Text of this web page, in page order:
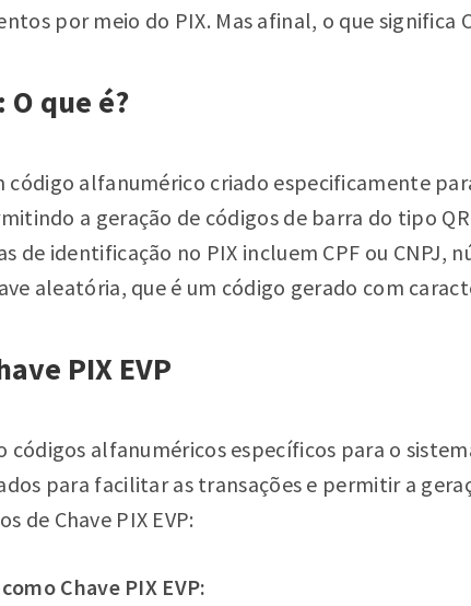
por meio do PIX. Mas afinal, o que significa
O que é?
código alfanumérico criado especificamente
a geração de códigos de barra do tipo QR
de identificação no PIX incluem CPF ou CNPJ,
aleatória, que é um código gerado com
PIX EVP
códigos alfanuméricos específicos para o
para facilitar as transações e permitir a
de Chave PIX EVP:
Chave PIX EVP: